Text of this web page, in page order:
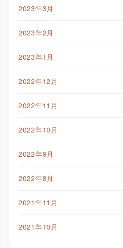
2023年3月
2023年2月
2023年1月
2022年12月
2022年11月
2022年10月
2022年9月
2022年8月
2021年11月
2021年10月